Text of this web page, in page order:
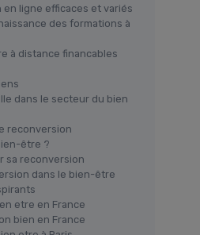
ligne efficaces et variés
des formations à
à distance financables
dans le secteur du bien
reconversion
être ?
sa reconversion
dans le bien-être
etre en France
bien en France